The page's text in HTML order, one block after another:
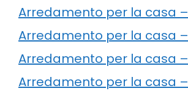
Arredamento per la casa
Arredamento per la casa
Arredamento per la casa
Arredamento per la casa